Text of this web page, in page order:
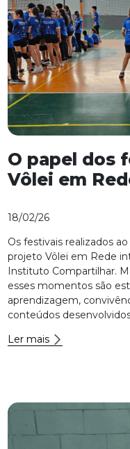
O papel dos
Vôlei em
18/02/26
Os festivais realizados
projeto Vôlei em Rede
Instituto Compartilhar.
esses momentos são
aprendizagem,
conteúdos
Ler mais